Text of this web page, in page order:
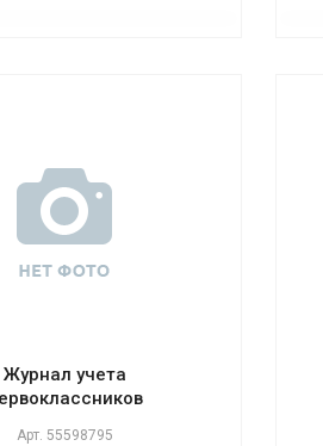
Журнал учета
Арт. 55598795